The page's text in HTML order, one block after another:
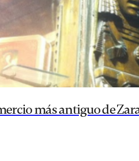
más antiguo de